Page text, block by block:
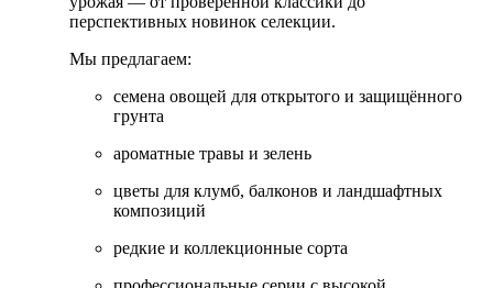
перспективных новинок селекции.
Мы предлагаем:
семена овощей для открытого и защищённого
грунта
ароматные травы и зелень
цветы для клумб, балконов и ландшафтных
композиций
редкие и коллекционные сорта